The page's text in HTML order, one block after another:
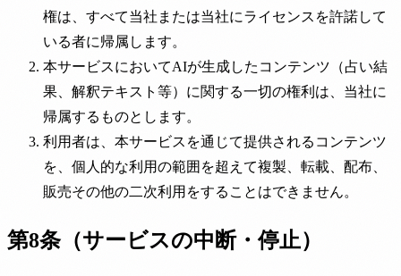
権は、すべて当社または当社にライセンスを許諾して
いる者に帰属します。
本サービスにおいてAIが生成したコンテンツ（占い結
果、解釈テキスト等）に関する一切の権利は、当社に
帰属するものとします。
利用者は、本サービスを通じて提供されるコンテンツ
を、個人的な利用の範囲を超えて複製、転載、配布、
販売その他の二次利用をすることはできません。
第8条（サービスの中断・停止）